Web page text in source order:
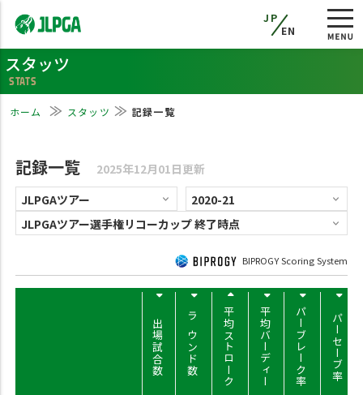
JP
EN
スタッツ
STATS
ホーム スタッツ 記録一覧
記録一覧 2025年12月01日更新
BIPROGY Scoring System
出場試合数 ラウンド数 平均ストローク 平均バーディー パーブレーク率 パーセーブ率